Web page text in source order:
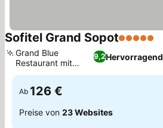
Sofitel Grand Sopot5 Sterne
9,2Hervorragend
Grand Blue
Restaurant mit
Meerblick
Ab 126 €
Preise von 23 Websites